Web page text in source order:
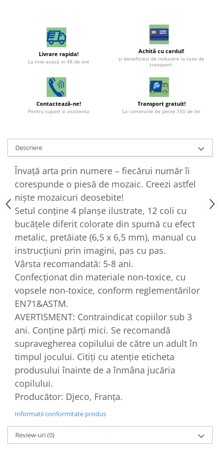
Livrare rapida!
La tine acasă in 48 de ore
Achită cu cardul!
şi beneficiezi de reducere la taxa de
transport.
Contactează-ne!
Pentru suport si asistenta
Transport gratuit!
La comenzile de peste 350 de lei
Descriere
Învață arta prin numere – fiecărui număr îi
corespunde o piesă de mozaic. Creezi astfel
niște mozaicuri deosebite!
Setul conține 4 planșe ilustrate, 12 coli cu
bucățele diferit colorate din spumă cu efect
metalic, pretăiate (6,5 x 6,5 mm), manual cu
instrucțiuni prin imagini, pas cu pas.
Vârsta recomandată: 5-8 ani.
Confecționat din materiale non-toxice, cu
vopsele non-toxice, conform reglementărilor
EN71&ASTM.
AVERTISMENT: Contraindicat copiilor sub 3
ani. Conține părți mici. Se recomandă
supravegherea copilului de către un adult în
timpul jocului. Citiți cu atenție eticheta
produsului înainte de a înmâna jucăria
copilului.
Producător: Djeco, Franţa.
Informatii conformitate produs
Review-uri(0)